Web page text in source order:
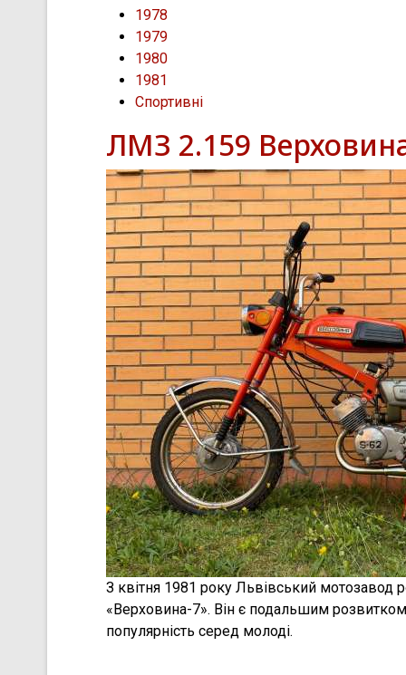
1978
1979
1980
1981
Спортивні
ЛМЗ 2.159
З квітня 1981 року Львівський
«Верховина-7». Він є подальшим
популярність серед молоді.